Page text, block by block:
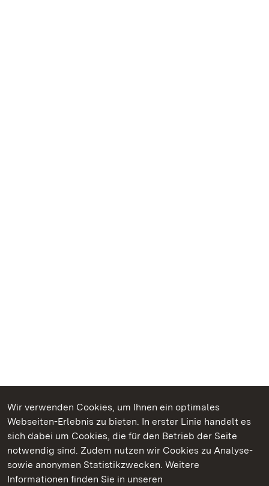
Wir verwenden Cookies, um Ihnen ein optimales
Webseiten-Erlebnis zu bieten. In erster Linie handelt es
sich dabei um Cookies, die für den Betrieb der Seite
notwendig sind. Zudem nutzen wir Cookies zu Analyse-
sowie anonymen Statistikzwecken. Weitere
Informationen finden Sie in unseren
Kommen. Staunen. Genießen.